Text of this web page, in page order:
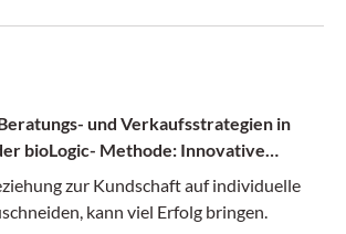
und Verkaufsstrategien in
bioLogic- Methode: Innovative
maßgeschneiderter
zur Kundschaft auf individuelle
kann viel Erfolg bringen.